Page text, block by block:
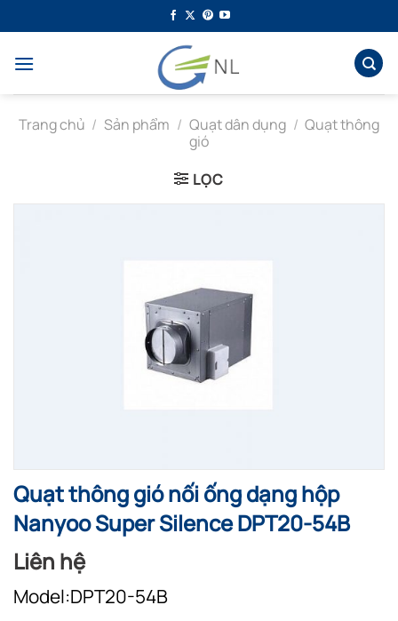
qua
dung
Trang chủ / Sản phẩm / Quạt dân dụng / Quạt thông
gió
LỌC
Quạt thông gió nối ống dạng hộp
Nanyoo Super Silence DPT20-54B
Liên hệ
Model:DPT20-54B